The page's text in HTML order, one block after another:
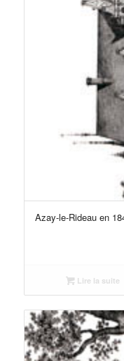
Azay-le-Rideau en
Lire la suite